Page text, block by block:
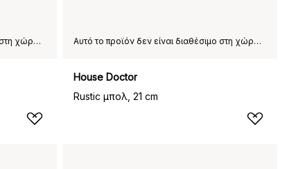
Αυτό το προϊόν δεν είναι διαθέσιμο στη χώρα παράδοσης που έχετε επιλέξει. Αυτό το προϊόν δεν είναι διαθέσιμο στη χώρα παράδοσης που έχετε επιλέξει.
House Doctor
Rustic μπολ, 21 cm